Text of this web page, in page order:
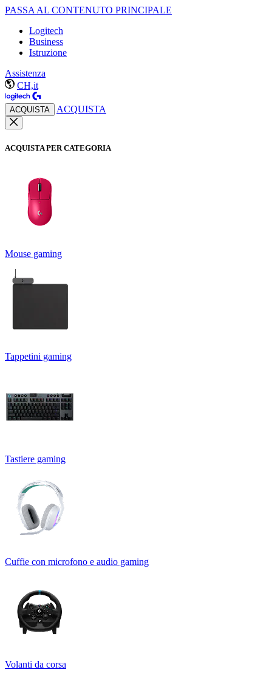
PASSA AL CONTENUTO PRINCIPALE
Logitech
Business
Istruzione
Assistenza
CH,it
ACQUISTA ACQUISTA
ACQUISTA PER CATEGORIA
Mouse gaming
Tappetini gaming
Tastiere gaming
Cuffie con microfono e audio gaming
Volanti da corsa